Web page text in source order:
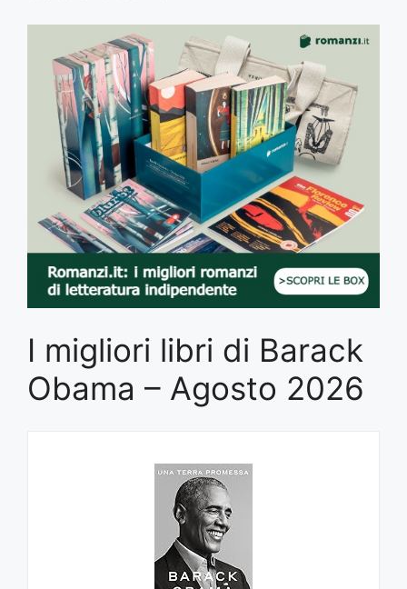
I migliori libri di Barack
Obama – Agosto 2026